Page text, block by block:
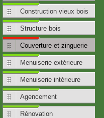
Construction vieux bois
Structure bois
Couverture et zinguerie
Menuiserie extérieure
Menuiserie intérieure
Agencement
Rénovation